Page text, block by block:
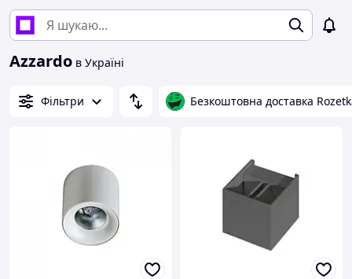
Azzardo в Україні
Фільтри Безкоштовна доставка